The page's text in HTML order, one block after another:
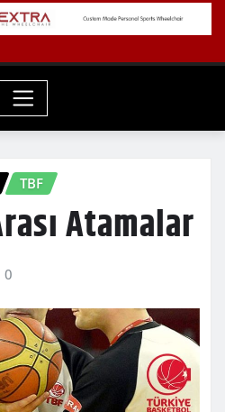
TBF
Atamalar
0